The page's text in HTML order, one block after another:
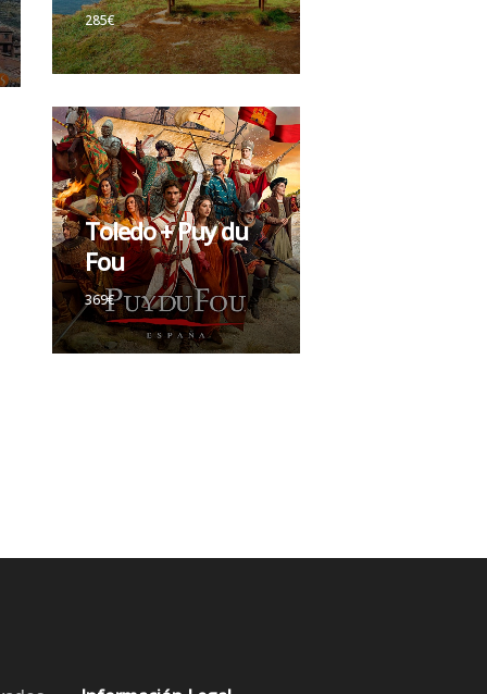
285€
Toledo + Puy du
Fou
369€